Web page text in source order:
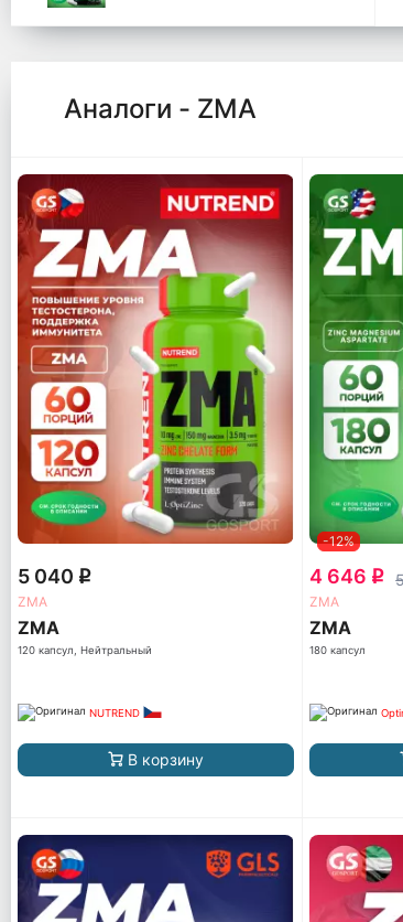
Аналоги - ZMA
5 040 q
ZMA
ZMA
120 капсул, Нейтральный
NUTREND
В корзину
-12%
4 646 q
ZMA
ZMA
180 капсул